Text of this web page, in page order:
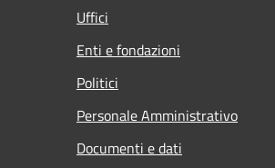
Uffici
Enti e fondazioni
Politici
Personale Amministrativo
Documenti e dati